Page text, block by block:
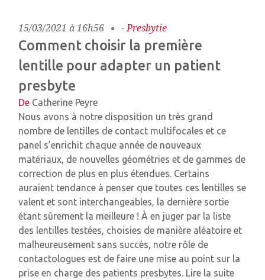
15/03/2021 à 16h56 -Presbytie
Comment choisir la première
lentille pour adapter un patient
presbyte
De Catherine Peyre
Nous avons à notre disposition un très grand
nombre de lentilles de contact multifocales et ce
panel s’enrichit chaque année de nouveaux
matériaux, de nouvelles géométries et de gammes de
correction de plus en plus étendues. Certains
auraient tendance à penser que toutes ces lentilles se
valent et sont interchangeables, la dernière sortie
étant sûrement la meilleure ! À en juger par la liste
des lentilles testées, choisies de manière aléatoire et
malheureusement sans succès, notre rôle de
contactologues est de faire une mise au point sur la
prise en charge des patients presbytes. Lire la suite